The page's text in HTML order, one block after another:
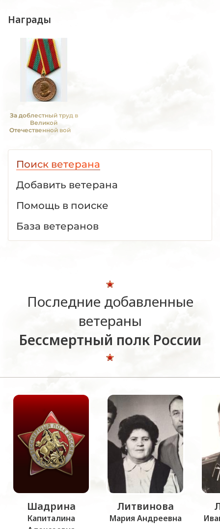
Награды
За доблестный труд в
Великой
Отечественной войне
Поиск ветерана
Добавить ветерана
Помощь в поиске
База ветеранов
Последние добавленные
ветераны
Бессмертный полк России
Шадрина
Капиталина
Литвинова
Мария Андреевна